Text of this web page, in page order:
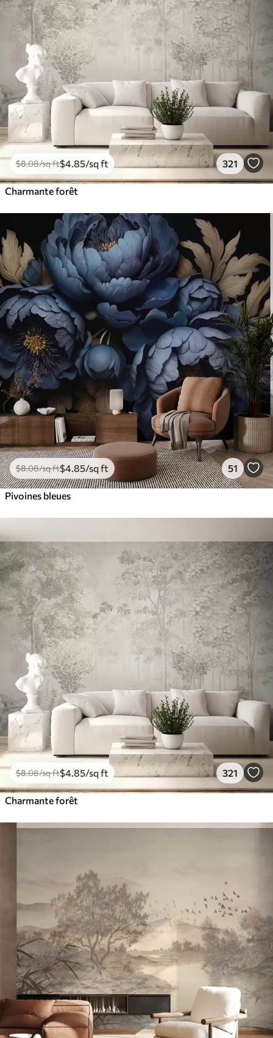
$8.08/sq ft$4 .85/sq ft 321
Charmante forêt
$8.08/sq ft$4 .85/sq ft 51
Pivoines bleues
$8.08/sq ft$4 .85/sq ft 321
Charmante forêt